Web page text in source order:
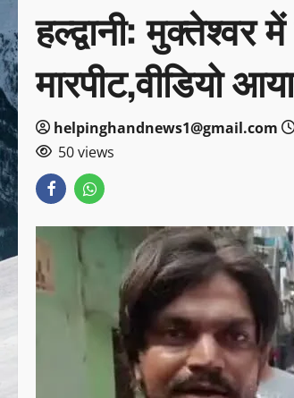
हल्द्वानी:
मारपीट,वीडियो
helpinghandnews1@gmail.com
50 views